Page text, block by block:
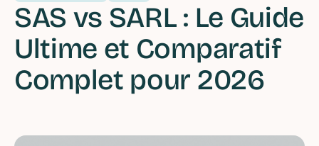
SAS vs SARL : Le Guide
Ultime et Comparatif
Complet pour 2026